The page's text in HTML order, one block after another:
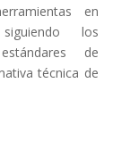
en
los
de
técnica de